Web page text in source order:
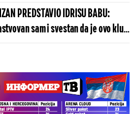
PREDSTAVIO IDRISU BABU:
sam i svestan da je ovo klub
istorijom"